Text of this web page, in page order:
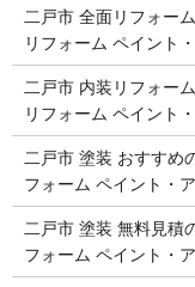
二戸市 全面リフォー
リフォーム ペイント
二戸市 内装リフォー
リフォーム ペイント
二戸市 塗装 おすすめ
フォーム ペイント・
二戸市 塗装 無料見積
フォーム ペイント・